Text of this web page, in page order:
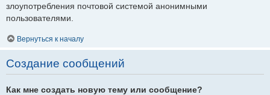
злоупотребления почтовой системой анонимными
пользователями.
Вернуться к началу
Создание сообщений
Как мне создать новую тему или сообщение?